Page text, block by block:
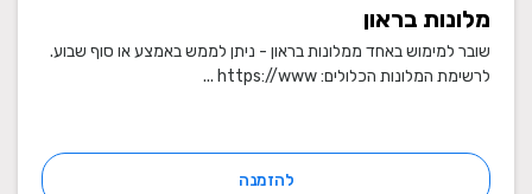
מלונות בראון
שובר למימוש באחד ממלונות בראון - ניתן לממש באמצע או סוף שבוע.
לרשימת המלונות הכלולים: https://www ...
להזמנה